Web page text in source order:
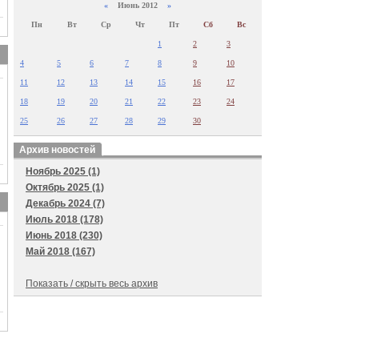
« Июнь 2012 »
Пн Вт Ср Чт Пт Сб Вс
1 2 3
4 5 6 7 8 9 10
11 12 13 14 15 16 17
18 19 20 21 22 23 24
25 26 27 28 29 30
Архив новостей
Ноябрь 2025 (1)
Октябрь 2025 (1)
Декабрь 2024 (7)
Июль 2018 (178)
Июнь 2018 (230)
Май 2018 (167)
Показать / скрыть весь архив